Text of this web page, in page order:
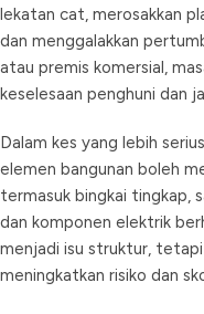
lekatan cat, merosakkan
dan menggalakkan
atau premis komersial,
keselesaan penghuni dan
Dalam kes yang lebih
elemen bangunan boleh
termasuk bingkai tingkap,
dan komponen elektrik
menjadi isu struktur,
meningkatkan risiko dan